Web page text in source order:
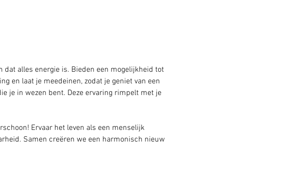
dat alles energie is. Bieden een mogelijkheid tot
en laat je meedeinen, zodat je geniet van een
je in wezen bent. Deze ervaring rimpelt met je
Ervaar het leven als een menselijk
Samen creëren we een harmonisch nieuw